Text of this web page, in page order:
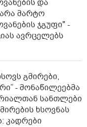
და
მარტო
ჯგუფი" -
ავრცელებს
გმირები,
- მონაწილეებმა
სანთლები
ხსოვნას
კადრები